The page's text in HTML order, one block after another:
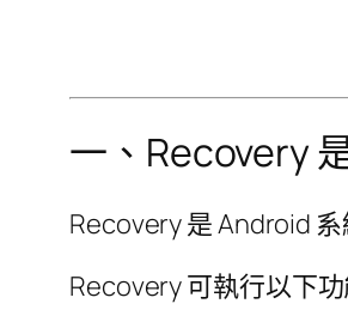
一、Recovery
Recovery 是 Android
Recovery 可執行以下功